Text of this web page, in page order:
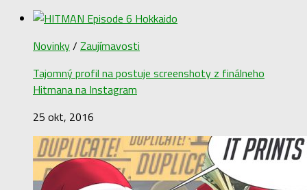
Novinky/ Zaujímavosti
Tajomný profil na postuje screenshoty z finálneho
Hitmana na Instagram
25 okt, 2016